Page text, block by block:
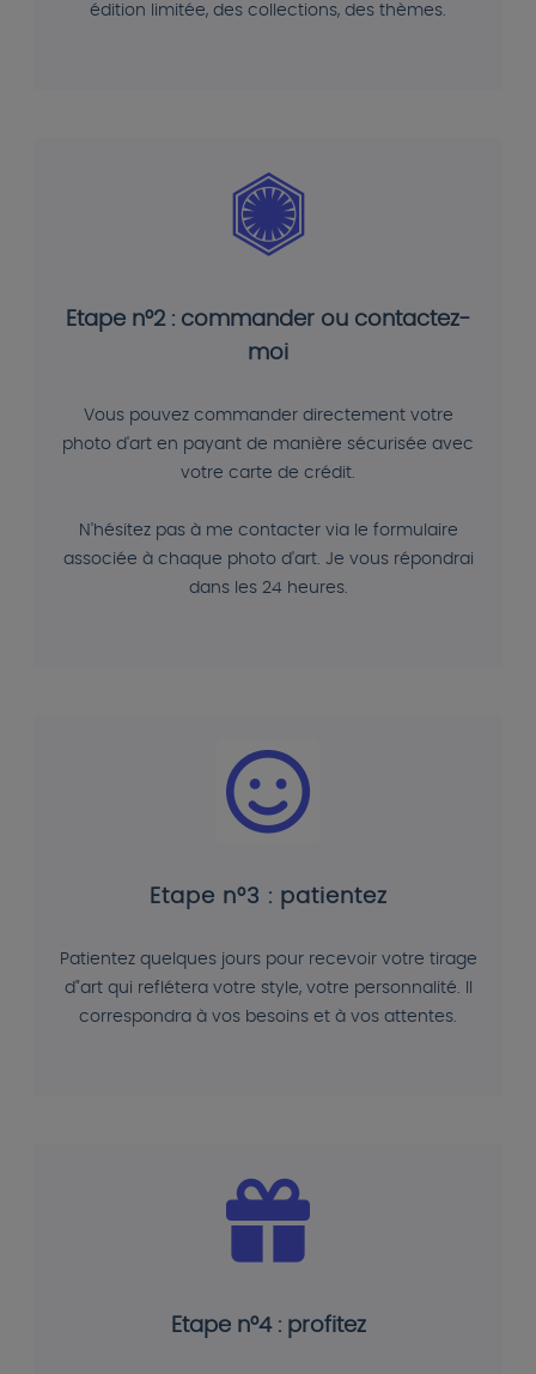
édition limitée, des collections, des thèmes.
Etape n°2 : commander ou contactez-
moi
Vous pouvez commander directement votre
photo d'art en payant de manière sécurisée avec
votre carte de crédit.
N'hésitez pas à me contacter via le formulaire
associée à chaque photo d'art. Je vous répondrai
dans les 24 heures.
Etape n°3 : patientez
Patientez quelques jours pour recevoir votre tirage
d"art qui reflétera votre style, votre personnalité. Il
correspondra à vos besoins et à vos attentes.
Etape n°4 : profitez